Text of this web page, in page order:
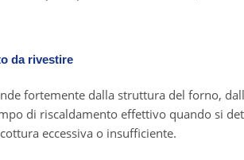
da rivestire
fortemente dalla struttura del forno,
di riscaldamento effettivo quando si
eccessiva o insufficiente.